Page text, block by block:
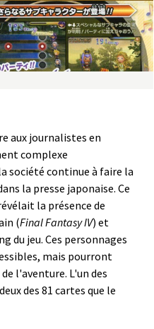
aux journalistes en
complexe
société continue à faire la
la presse japonaise. Ce
la présence de
(Final Fantasy IV) et
du jeu. Ces personnages
mais pourront
l'aventure. L'un des
des 81 cartes que le